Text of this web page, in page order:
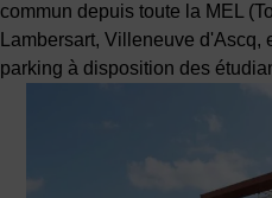
commun depuis toute la MEL
Lambersart, Villeneuve d'Ascq,
parking à disposition des